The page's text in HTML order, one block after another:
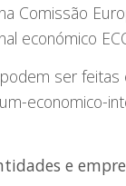
Comissão
económico
ser feitas
economico-
e